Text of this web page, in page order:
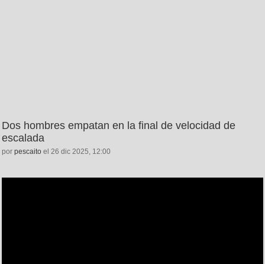
Dos hombres empatan en la final de velocidad de
escalada
por pescaito el 26 dic 2025, 12:00